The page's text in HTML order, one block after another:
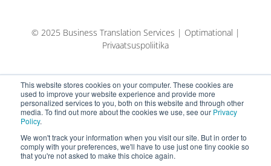
This website stores cookies on your computer. These cookies are
used to improve your website experience and provide more
personalized services to you, both on this website and through other
media. To find out more about the cookies we use, see our Privacy
Policy.
We won't track your information when you visit our site. But in order to
comply with your preferences, we'll have to use just one tiny cookie so
that you're not asked to make this choice again.
© 2025 Business Translation Services | Optimational |
Privaatsuspoliitika